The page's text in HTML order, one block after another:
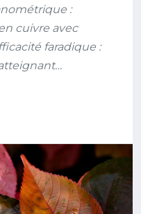
:
cuivre avec
faradique :